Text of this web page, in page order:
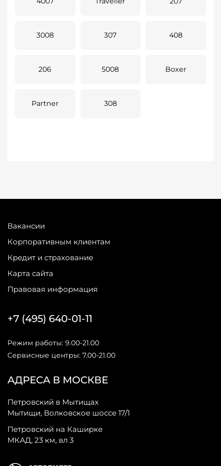
3008 307 408
206 5008 Boxer
Partner 308
Вакансии
Корпоративным клиентам
Кредит и страхование
Карта сайта
Правовая информация
АДРЕСА В МОСКВЕ
Петровский в Мытищах
Мытищи, Волковское шоссе 17/1
Петровский на Каширке
МКАД, 23 км, вл 3
+7 (495) 640-01-11
Режим работы: 9.00-21.00
Сервисные центры: 7.00-21.00